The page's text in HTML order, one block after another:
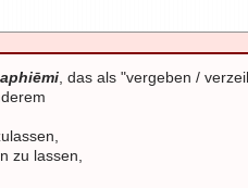
aphiēmi , das als "vergeben /
zu lassen,